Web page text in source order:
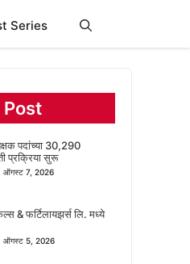
Series
Post
पदांच्या 30,290
प्रक्रिया सुरू
ऑगस्ट 7, 2026
& फर्टिलायझर्स लि. मध्ये
ऑगस्ट 5, 2026